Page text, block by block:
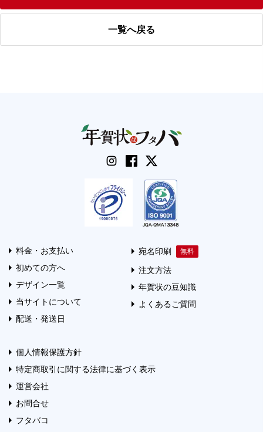
一覧へ戻る
料金・お支払い
初めての方へ
デザイン一覧
当サイトについて
配送・発送日
宛名印刷
注文方法
年賀状の豆知識
よくあるご質問
個人情報保護方針
特定商取引に関する法律に基づく表示
運営会社
お問合せ
フタバコ